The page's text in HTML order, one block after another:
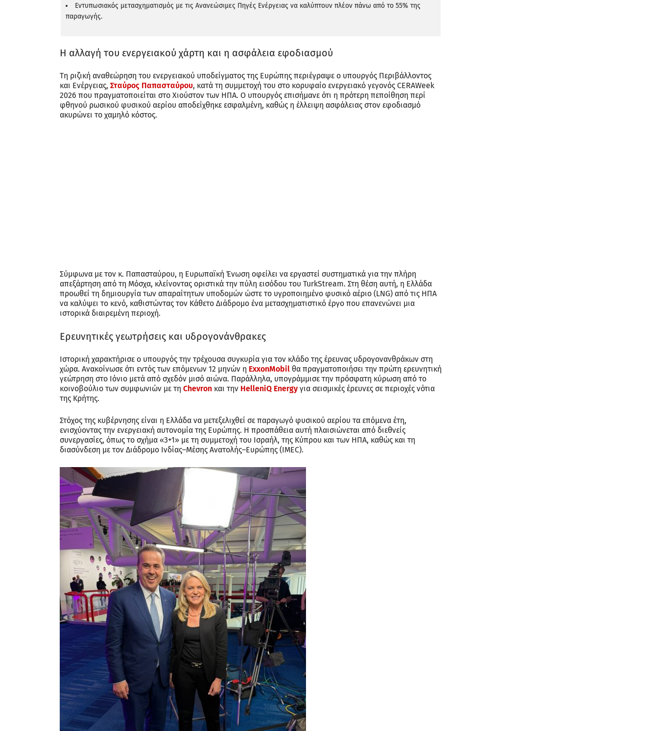
Εντυπωσιακός μετασχηματισμός με τις Ανανεώσιμες Πηγές Ενέργειας να καλύπτουν πλέον πάνω από το 55% της
παραγωγής.
Η αλλαγή του ενεργειακού χάρτη και η ασφάλεια εφοδιασμού
Τη ριζική αναθεώρηση του ενεργειακού υποδείγματος της Ευρώπης περιέγραψε ο υπουργός Περιβάλλοντος
και Ενέργειας, Σταύρος Παπασταύρου, κατά τη συμμετοχή του στο κορυφαίο ενεργειακό γεγονός CERAWeek
2026 που πραγματοποιείται στο Χιούστον των ΗΠΑ. Ο υπουργός επισήμανε ότι η πρότερη πεποίθηση περί
φθηνού ρωσικού φυσικού αερίου αποδείχθηκε εσφαλμένη, καθώς η έλλειψη ασφάλειας στον εφοδιασμό
ακυρώνει το χαμηλό κόστος.
Σύμφωνα με τον κ. Παπασταύρου, η Ευρωπαϊκή Ένωση οφείλει να εργαστεί συστηματικά για την πλήρη
απεξάρτηση από τη Μόσχα, κλείνοντας οριστικά την πύλη εισόδου του TurkStream. Στη θέση αυτή, η Ελλάδα
προωθεί τη δημιουργία των απαραίτητων υποδομών ώστε το υγροποιημένο φυσικό αέριο (LNG) από τις ΗΠΑ
να καλύψει το κενό, καθιστώντας τον Κάθετο Διάδρομο ένα μετασχηματιστικό έργο που επανενώνει μια
ιστορικά διαιρεμένη περιοχή.
Ερευνητικές γεωτρήσεις και υδρογονάνθρακες
Ιστορική χαρακτήρισε ο υπουργός την τρέχουσα συγκυρία για τον κλάδο της έρευνας υδρογονανθράκων στη
χώρα. Ανακοίνωσε ότι εντός των επόμενων 12 μηνών η ExxonMobil θα πραγματοποιήσει την πρώτη ερευνητική
γεώτρηση στο Ιόνιο μετά από σχεδόν μισό αιώνα. Παράλληλα, υπογράμμισε την πρόσφατη κύρωση από το
κοινοβούλιο των συμφωνιών με τη Chevron και την HelleniQ Energy για σεισμικές έρευνες σε περιοχές νότια
της Κρήτης.
Στόχος της κυβέρνησης είναι η Ελλάδα να μετεξελιχθεί σε παραγωγό φυσικού αερίου τα επόμενα έτη,
ενισχύοντας την ενεργειακή αυτονομία της Ευρώπης. Η προσπάθεια αυτή πλαισιώνεται από διεθνείς
συνεργασίες, όπως το σχήμα «3+1» με τη συμμετοχή του Ισραήλ, της Κύπρου και των ΗΠΑ, καθώς και τη
διασύνδεση με τον Διάδρομο Ινδίας–Μέσης Ανατολής–Ευρώπης (IMEC).